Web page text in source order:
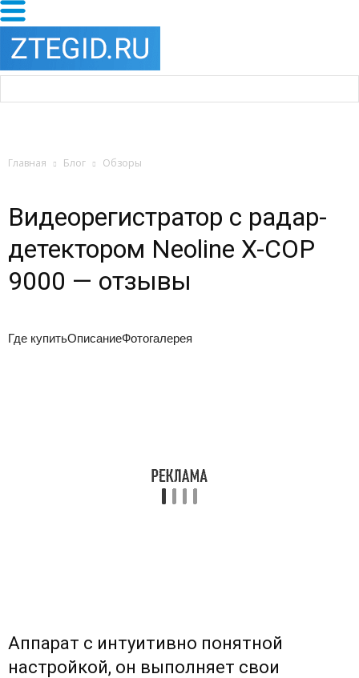
Главная Блог Обзоры
Видеорегистратор с радар-
детектором Neoline X-COP
9000 — отзывы
Где купитьОписаниеФотогалерея
Аппарат с интуитивно понятной
настройкой, он выполняет свои